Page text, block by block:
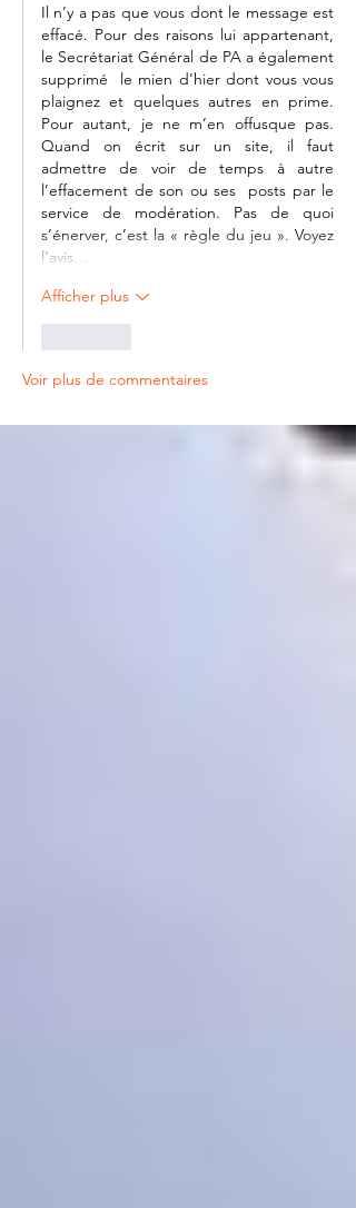
Il n’y a pas que vous dont le message est
effacé. Pour des raisons lui appartenant,
le Secrétariat Général de PA a également
supprimé  le mien d’hier dont vous vous
plaignez et quelques autres en prime.
Pour autant, je ne m’en offusque pas.
Quand on écrit sur un site, il faut
admettre de voir de temps à autre
l’effacement de son ou ses  posts par le
service de modération. Pas de quoi
s’énerver, c’est la « règle du jeu ». Voyez
l’avis…
Afficher plus
Voir plus de commentaires